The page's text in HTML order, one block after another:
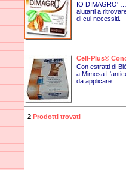
IO DIMAGRO'
aiutarti a
di cui necessiti.
Cell-Plus®
Con estratti di
a
da applicare.
2 Prodotti trovati